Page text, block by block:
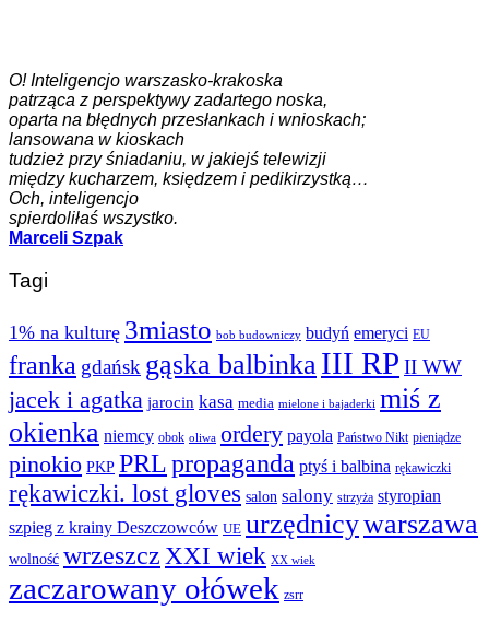
O! Inteligencjo warszasko-krakoska
patrząca z perspektywy zadartego noska,
oparta na błędnych przesłankach i wnioskach;
lansowana w kioskach
tudzież przy śniadaniu, w jakiejś telewizji
między kucharzem, księdzem i pedikirzystką…
Och, inteligencjo
spierdoliłaś wszystko.
Marceli Szpak
Tagi
1% na kulturę 3miasto bob budowniczy budyń emeryci EU
franka gdańsk gąska balbinka III RP II WW
jacek i agatka jarocin kasa media mielone i bajaderki miś z
okienka niemcy obok oliwa ordery payola Państwo Nikt pieniądze
pinokio PKP PRLpropaganda ptyś i balbina rękawiczki
rękawiczki. lost gloves salon salony strzyża styropian
szpieg z krainy Deszczowców UE urzędnicywarszawa
wolność wrzeszcz XXI wiek XX wiek
zaczarowany ołówek zsrr